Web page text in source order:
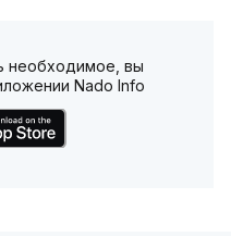
необходимое, вы
Nado Info